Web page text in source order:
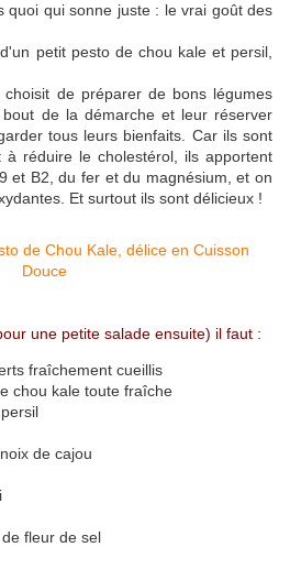
quoi qui sonne juste : le vrai goût des
petit pesto de chou kale et persil,
choisit de préparer de bons légumes
de la démarche et leur réserver
tous leurs bienfaits. Car ils sont
réduire le cholestérol, ils apportent
et B2, du fer et du magnésium, et on
Et surtout ils sont délicieux !
une petite salade ensuite) il faut :
fraîchement cueillis
chou kale toute fraîche
de cajou
fleur de sel